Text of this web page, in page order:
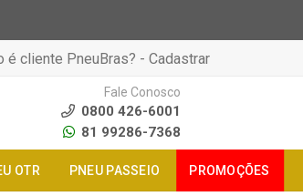
é cliente PneuBras? - Cadastrar
Fale Conosco
0800 426-6001
81 99286-7368
OTR PNEU PASSEIO PROMOÇÕES